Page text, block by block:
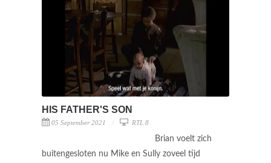
HIS FATHER'S SON
05 September 2021 RTL 8
Brian voelt zich
buitengesloten nu Mike en Sully zoveel tijd